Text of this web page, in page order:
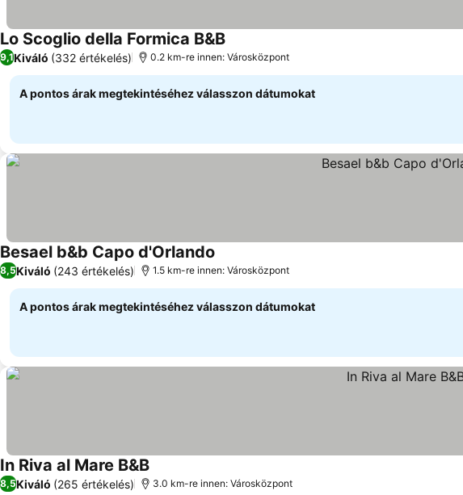
Lo Scoglio della Formica B&BÁrak megjelenítése
9,1Kiváló (332 értékelés) 0.2 km-re innen: Városközpont
A pontos árak megtekintéséhez válasszon dátumokat
Besael b&b Capo d'Orlando
8,5Kiváló (243 értékelés) 1.5 km-re innen: Városközpont
A pontos árak megtekintéséhez válasszon dátumokat
In Riva al Mare B&BÁrak megjelenítése
8,5Kiváló (265 értékelés) 3.0 km-re innen: Városközpont